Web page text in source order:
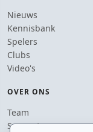
Nieuws
Kennisbank
Spelers
Clubs
Video's
OVER ONS
Team
Supporters